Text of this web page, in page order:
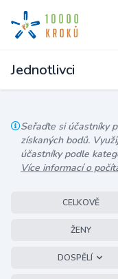
Jednotlivci
Seřaďte si účastníky
získaných bodů.
účastníky podle
Více informací o
CELKOVĚ
ŽENY
DOSPĚLÍ